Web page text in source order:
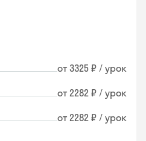
от 3325 ₽ / урок
от 2282 ₽ / урок
от 2282 ₽ / урок